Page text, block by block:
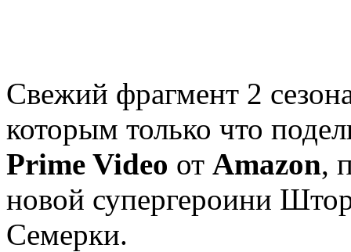
Свежий фрагмент 2
которым только что
Prime Video от Amazon,
новой супергероини
Семерки.